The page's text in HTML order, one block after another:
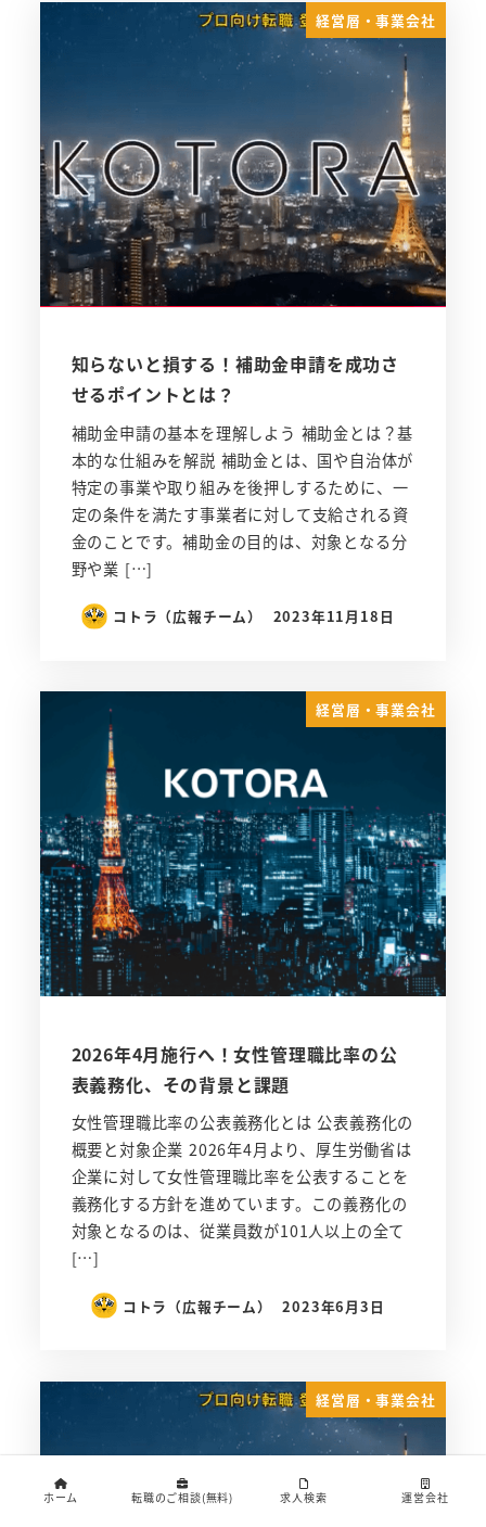
経営層・事業会社
知らないと損する！補助金申請を成功さ
せるポイントとは？
補助金申請の基本を理解しよう 補助金とは？基
本的な仕組みを解説 補助金とは、国や自治体が
特定の事業や取り組みを後押しするために、一
定の条件を満たす事業者に対して支給される資
金のことです。補助金の目的は、対象となる分
野や業 […]
コトラ（広報チーム） 2023年11月18日
経営層・事業会社
2026年4月施行へ！女性管理職比率の公
表義務化、その背景と課題
女性管理職比率の公表義務化とは 公表義務化の
概要と対象企業 2026年4月より、厚生労働省は
企業に対して女性管理職比率を公表することを
義務化する方針を進めています。この義務化の
対象となるのは、従業員数が101人以上の全て
[…]
コトラ（広報チーム） 2023年6月3日
経営層・事業会社
ホーム 転職のご相談(無料) 求人検索 運営会社